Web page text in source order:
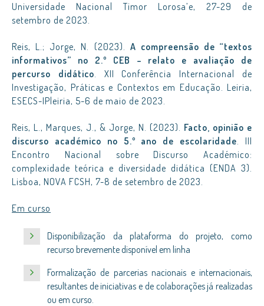
Universidade Nacional Timor Lorosa’e, 27-29 de
setembro de 2023.
Reis, L.; Jorge, N. (2023). A compreensão de “textos
informativos” no 2.º CEB – relato e avaliação de
percurso didático. XII Conferência Internacional de
Investigação, Práticas e Contextos em Educação. Leiria,
ESECS-IPleiria, 5-6 de maio de 2023.
Reis, L., Marques, J., & Jorge, N. (2023). Facto, opinião e
discurso académico no 5.º ano de escolaridade. III
Encontro Nacional sobre Discurso Académico:
complexidade teórica e diversidade didática (ENDA 3).
Lisboa, NOVA FCSH, 7-8 de setembro de 2023.
Em curso
Disponibilização da plataforma do projeto, como
recurso brevemente disponível em linha
Formalização de parcerias nacionais e internacionais,
resultantes de iniciativas e de colaborações já realizadas
ou em curso.